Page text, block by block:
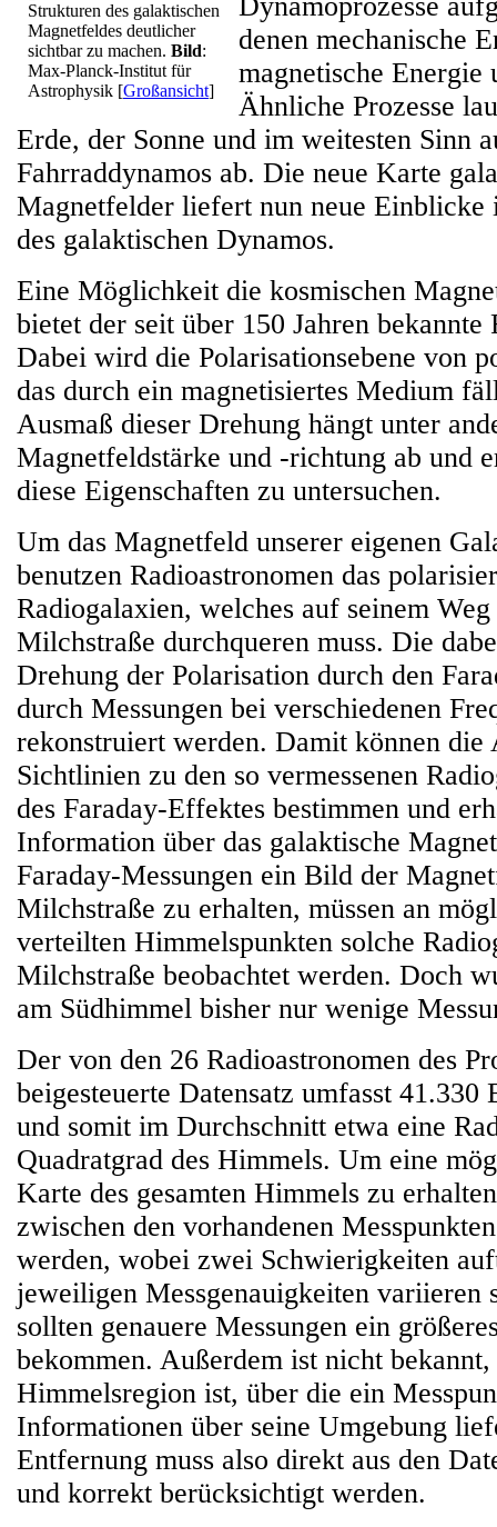
Strukturen des galaktischen
Magnetfeldes deutlicher
sichtbar zu machen. Bild:
Max-Planck-Institut für
Astrophysik [Großansicht]
denen mechanische
magnetische
Ähnliche Prozesse
Erde, der Sonne und im weitesten Sinn
Fahrraddynamos ab. Die neue Karte
Magnetfelder liefert nun neue Einblicke
des galaktischen Dynamos.
Eine Möglichkeit die kosmischen
bietet der seit über 150 Jahren
Dabei wird die Polarisationsebene von
das durch ein magnetisiertes Medium
Ausmaß dieser Drehung hängt unter
Magnetfeldstärke und -richtung ab und
diese Eigenschaften zu untersuchen.
Um das Magnetfeld unserer eigenen
benutzen Radioastronomen das
Radiogalaxien, welches auf seinem
Milchstraße durchqueren muss. Die
Drehung der Polarisation durch den
durch Messungen bei verschiedenen
rekonstruiert werden. Damit können die
Sichtlinien zu den so vermessenen
des Faraday-Effektes bestimmen und
Information über das galaktische
Faraday-Messungen ein Bild der
Milchstraße zu erhalten, müssen an
verteilten Himmelspunkten solche
Milchstraße beobachtet werden. Doch
am Südhimmel bisher nur wenige
Der von den 26 Radioastronomen des
beigesteuerte Datensatz umfasst 41.330
und somit im Durchschnitt etwa eine
Quadratgrad des Himmels. Um eine
Karte des gesamten Himmels zu
zwischen den vorhandenen
werden, wobei zwei Schwierigkeiten
jeweiligen Messgenauigkeiten variieren
sollten genauere Messungen ein
bekommen. Außerdem ist nicht
Himmelsregion ist, über die ein
Informationen über seine Umgebung
Entfernung muss also direkt aus den
und korrekt berücksichtigt werden.